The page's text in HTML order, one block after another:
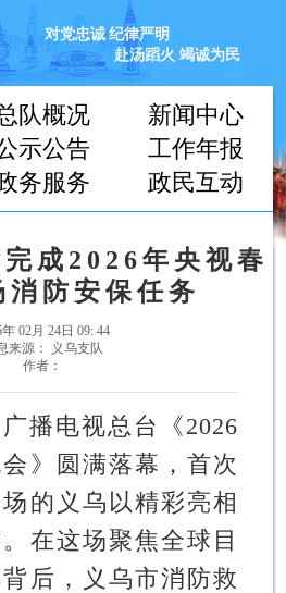
对党忠诚 纪律严明
赴汤蹈火 竭诚为民
队概况
新闻中心
示公告
工作年报
务服务 政民互动
成2026年央视春
消防安保任务
年 02月 24日 09: 44
来源： 义乌支队
作者：
电视总台《2026
》圆满落幕，首次
的义乌以精彩亮相
在这场聚焦全球目
后，义乌市消防救